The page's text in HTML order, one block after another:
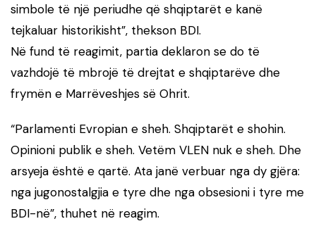
simbole të një periudhe që shqiptarët e kanë
tejkaluar historikisht”, thekson BDI.
Në fund të reagimit, partia deklaron se do të
vazhdojë të mbrojë të drejtat e shqiptarëve dhe
frymën e Marrëveshjes së Ohrit.
“Parlamenti Evropian e sheh. Shqiptarët e shohin.
Opinioni publik e sheh. Vetëm VLEN nuk e sheh. Dhe
arsyeja është e qartë. Ata janë verbuar nga dy gjëra:
nga jugonostalgjia e tyre dhe nga obsesioni i tyre me
BDI-në”, thuhet në reagim.